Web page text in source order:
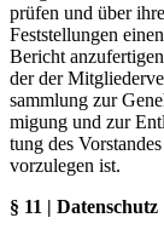
prüfen und über ihre
Fest­stel­lungen einen
Bericht
der der
samm­lung zur
mi­gung und zur
tung des Vor­standes
vor­zu­legen ist.
§ 11 | Datenschutz